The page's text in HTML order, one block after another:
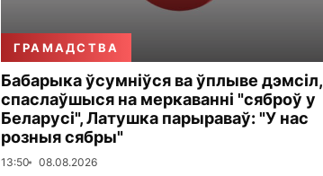
ГРАМАДСТВА
Бабарыка ўсумніўся ва ўплыве дэмсіл,
спаслаўшыся на меркаванні "сяброў у
Беларусі", Латушка парыраваў: "У нас
розныя сябры"
13:50 08.08.2026